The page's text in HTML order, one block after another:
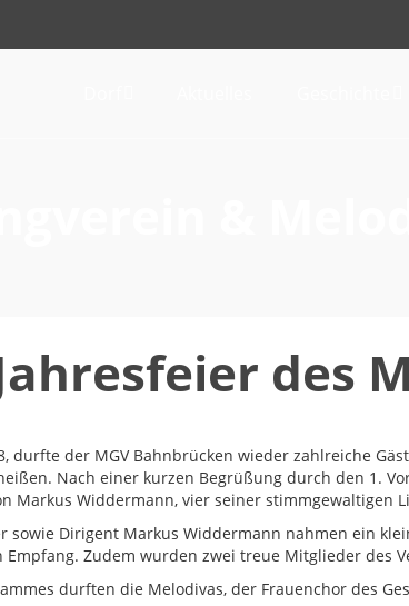
des
durfte der MGV Bahnbrücken wieder zahlreiche
Nach einer kurzen Begrüßung durch den 1.
Markus Widdermann, vier seiner stimmgewaltigen
sowie Dirigent Markus Widdermann nahmen ein
Zudem wurden zwei treue Mitglieder des
durften die Melodivas, der Frauenchor des